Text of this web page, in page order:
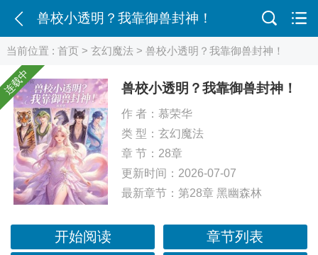
兽校小透明？我靠御兽封神！
当前位置 :首页 >玄幻魔法 > 兽校小透明？我靠御兽封神！
连载中 兽校小透明？我靠御兽封神！
作 者： 慕荣华
类 型： 玄幻魔法
章 节：28章
更新时间：2026-07-07
最新章节： 第28章 黑幽森林
开始阅读
章节列表